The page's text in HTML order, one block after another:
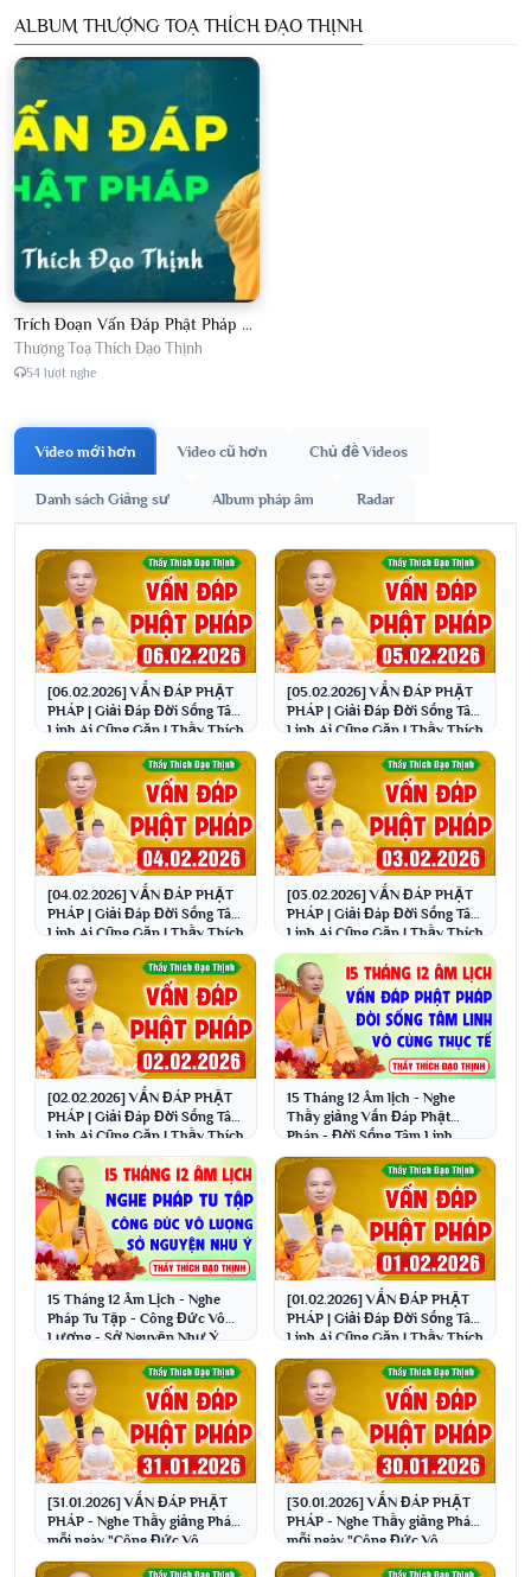
ALBUM THƯỢNG TOẠ THÍCH ĐẠO THỊNH
Trích Đoạn Vấn Đáp Phật Pháp 2026
Thượng Toạ Thích Đạo Thịnh
54 lượt nghe
Video mới hơn Video cũ hơn Chủ đề Videos
Danh sách Giảng sư Album pháp âm Radar
[06.02.2026] VẤN ĐÁP PHẬT
PHÁP | Giải Đáp Đời Sống Tâm
Linh Ai Cũng Gặp | Thầy Thích
Đạo Thịnh
[05.02.2026] VẤN ĐÁP PHẬT
PHÁP | Giải Đáp Đời Sống Tâm
Linh Ai Cũng Gặp | Thầy Thích
Đạo Thịnh
[04.02.2026] VẤN ĐÁP PHẬT
PHÁP | Giải Đáp Đời Sống Tâm
Linh Ai Cũng Gặp | Thầy Thích
Đạo Thịnh
[03.02.2026] VẤN ĐÁP PHẬT
PHÁP | Giải Đáp Đời Sống Tâm
Linh Ai Cũng Gặp | Thầy Thích
Đạo Thịnh
[02.02.2026] VẤN ĐÁP PHẬT
PHÁP | Giải Đáp Đời Sống Tâm
Linh Ai Cũng Gặp | Thầy Thích
Đạo Thịnh
15 Tháng 12 Âm lịch - Nghe
Thầy giảng Vấn Đáp Phật
Pháp - Đời Sống Tâm Linh
│Thầy Thích Đạo Thịnh
15 Tháng 12 Âm Lịch - Nghe
Pháp Tu Tập - Công Đức Vô
Lượng - Sở Nguyện Như Ý
│Thầy Thích Đạo Thịnh
[01.02.2026] VẤN ĐÁP PHẬT
PHÁP | Giải Đáp Đời Sống Tâm
Linh Ai Cũng Gặp | Thầy Thích
Đạo Thịnh
[31.01.2026] VẤN ĐÁP PHẬT
PHÁP - Nghe Thầy giảng Pháp
mỗi ngày "Công Đức Vô
Lượng - Gia Đạo Bình An"
[30.01.2026] VẤN ĐÁP PHẬT
PHÁP - Nghe Thầy giảng Pháp
mỗi ngày "Công Đức Vô
Lượng - Gia Đạo Bình An"